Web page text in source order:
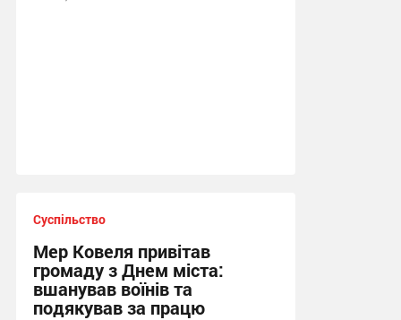
Суспільство
Мер Ковеля привітав
громаду з Днем міста:
вшанував воїнів та
подякував за працю